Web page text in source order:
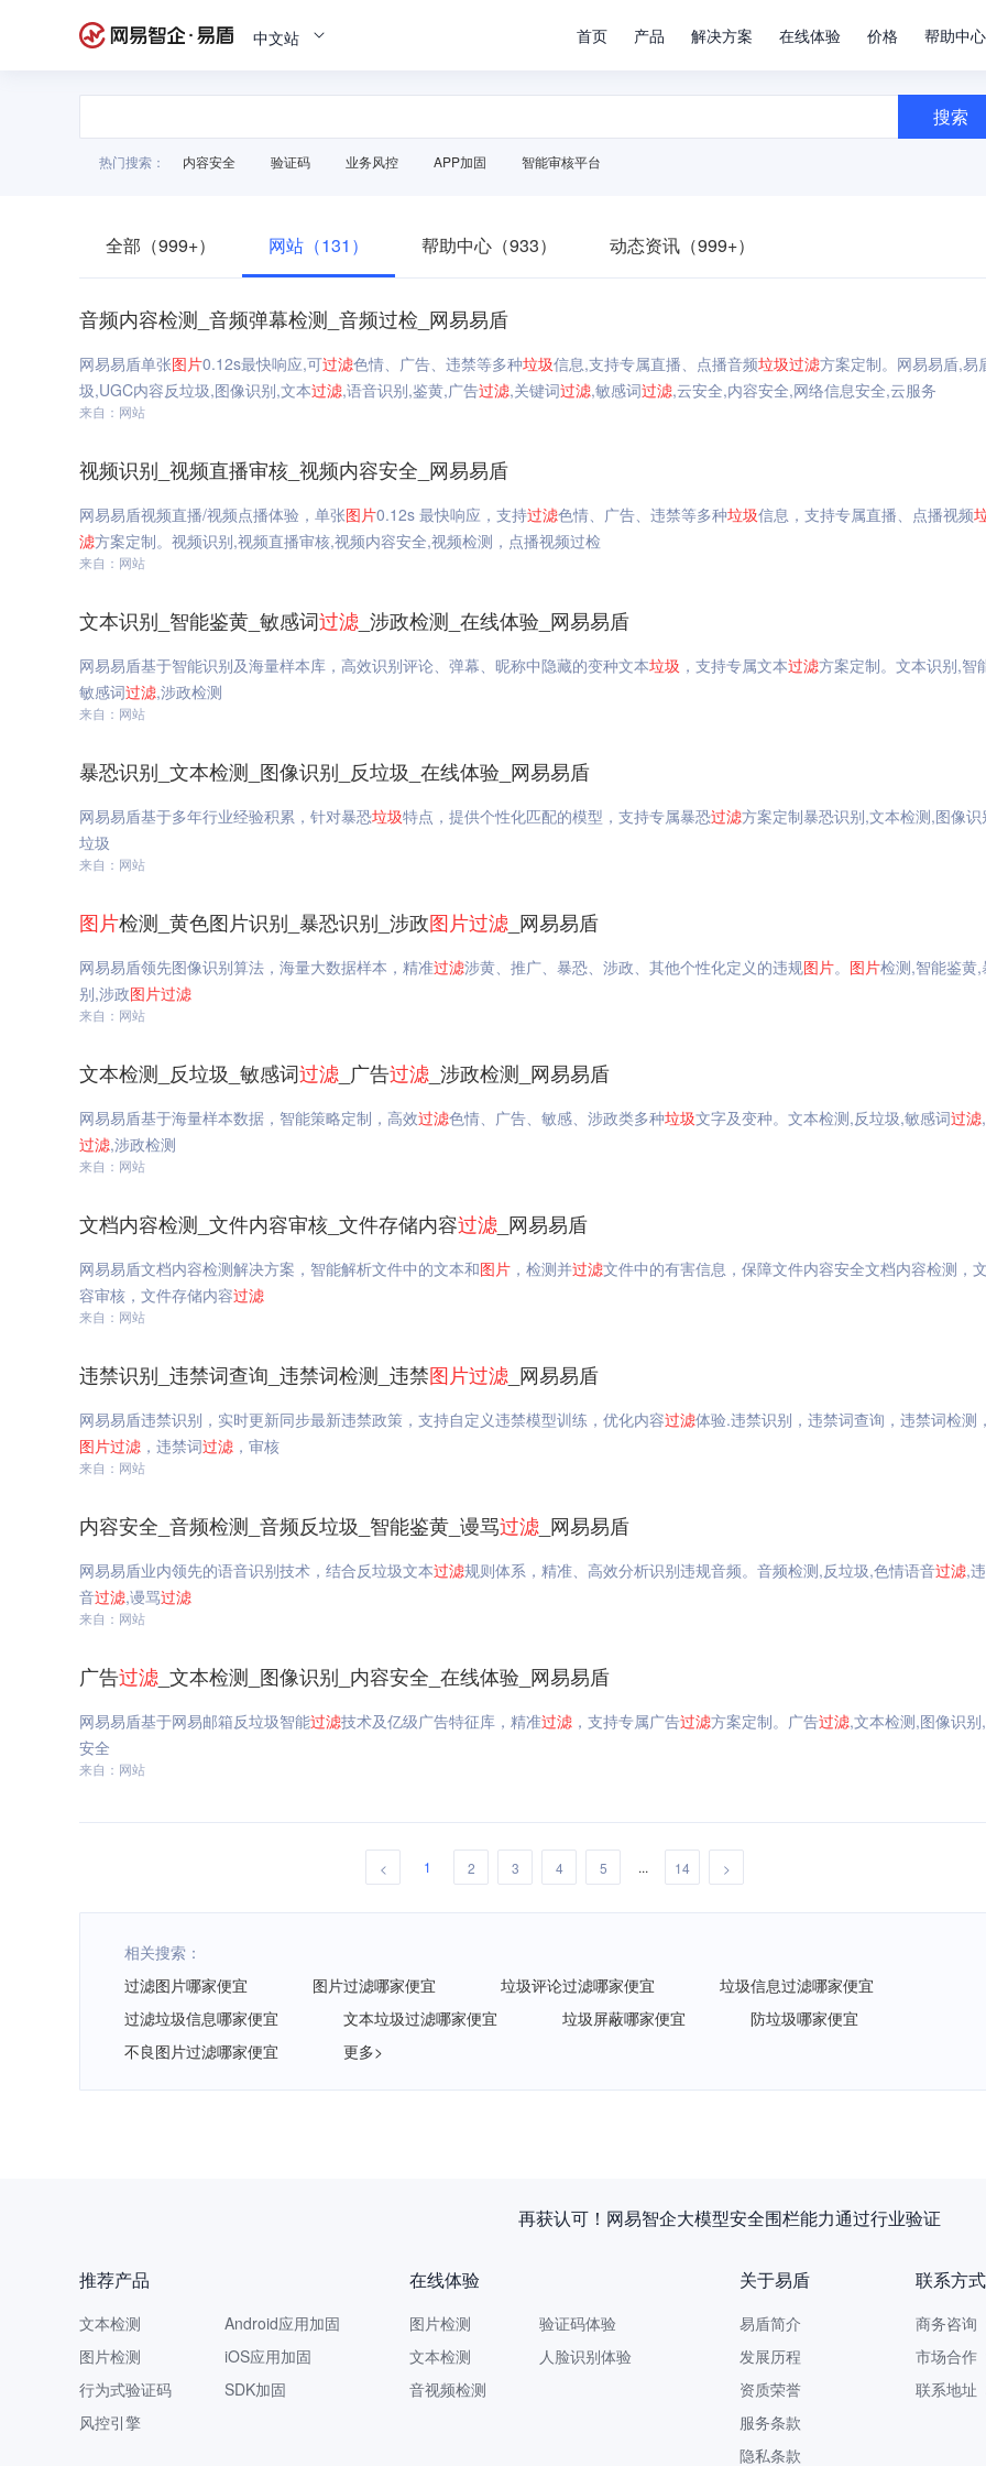
中文站 首页 产品 解决方案 在线体验 价格 帮助中心
搜索
热门搜索： 内容安全 验证码 业务风控 APP加固 智能审核平台
全部（999+） 网站（131） 帮助中心（933） 动态资讯（999+）
音频内容检测_音频弹幕检测_音频过检_网易易盾
网易易盾单张图片0.12s最快响应,可过滤色情、广告、违禁等多种垃圾信息,支持专属直播、点播音频垃圾过滤方案定制。网易易盾,易
圾,UGC内容反垃圾,图像识别,文本过滤,语音识别,鉴黄,广告过滤,关键词过滤,敏感词过滤,云安全,内容安全,网络信息安全,云服务
来自：网站
视频识别_视频直播审核_视频内容安全_网易易盾
网易易盾视频直播/视频点播体验，单张图片0.12s 最快响应，支持过滤色情、广告、违禁等多种垃圾信息，支持专属直播、点播视频
滤方案定制。视频识别,视频直播审核,视频内容安全,视频检测，点播视频过检
来自：网站
文本识别_智能鉴黄_敏感词过滤 _涉政检测_在线体验_网易易盾
网易易盾基于智能识别及海量样本库，高效识别评论、弹幕、昵称中隐藏的变种文本垃圾 ，支持专属文本过滤方案定制。文本识别,智
敏感词过滤,涉政检测
来自：网站
暴恐识别_文本检测_图像识别_反垃圾_在线体验_网易易盾
网易易盾基于多年行业经验积累，针对暴恐垃圾特点，提供个性化匹配的模型，支持专属暴恐过滤方案定制暴恐识别,文本检测,图像识
垃圾
来自：网站
图片检测_黄色图片识别_暴恐识别_涉政图片过滤 _网易易盾
网易易盾领先图像识别算法，海量大数据样本，精准过滤涉黄、推广、暴恐、涉政、其他个性化定义的违规图片。 图片检测,智能鉴黄,
别,涉政图片过滤
来自：网站
文本检测_反垃圾_敏感词过滤 _广告过滤 _涉政检测_网易易盾
网易易盾基于海量样本数据，智能策略定制，高效过滤色情、广告、敏感、涉政类多种垃圾文字及变种。文本检测,反垃圾,敏感词过滤
过滤,涉政检测
来自：网站
文档内容检测_文件内容审核_文件存储内容过滤 _网易易盾
网易易盾文档内容检测解决方案，智能解析文件中的文本和图片 ，检测并过滤文件中的有害信息，保障文件内容安全文档内容检测，
容审核，文件存储内容过滤
来自：网站
违禁识别_违禁词查询_违禁词检测_违禁图片过滤 _网易易盾
网易易盾违禁识别，实时更新同步最新违禁政策，支持自定义违禁模型训练，优化内容过滤体验.违禁识别，违禁词查询，违禁词检测
图片过滤 ，违禁词过滤 ，审核
来自：网站
内容安全_音频检测_音频反垃圾_智能鉴黄_谩骂过滤 _网易易盾
网易易盾业内领先的语音识别技术，结合反垃圾文本过滤规则体系，精准、高效分析识别违规音频。音频检测,反垃圾,色情语音过滤,
音过滤,谩骂过滤
来自：网站
广告过滤 _文本检测_图像识别_内容安全_在线体验_网易易盾
网易易盾基于网易邮箱反垃圾智能过滤技术及亿级广告特征库，精准过滤 ，支持专属广告过滤方案定制。广告过滤,文本检测,图像识别
安全
来自：网站
< 1 2 3 4 5 ... 14 >
相关搜索：
过滤图片哪家便宜
图片过滤哪家便宜 垃圾评论过滤哪家便宜
垃圾信息过滤哪家便宜
过滤垃圾信息哪家便宜
文本垃圾过滤哪家便宜 垃圾屏蔽哪家便宜
防垃圾哪家便宜
不良图片过滤哪家便宜
更多>
网易智企重磅发布《AI安全白皮书》，让AI看得见、管得住、测得出、追
推荐产品
文本检测
图片检测
行为式验证码
风控引擎
Android应用加固
iOS应用加固
SDK加固
在线体验
图片检测
文本检测
音视频检测
验证码体验
人脸识别体验
关于易盾
易盾简介
发展历程
资质荣誉
服务条款
隐私条款
联系方式
商务咨询
市场合作
联系地址